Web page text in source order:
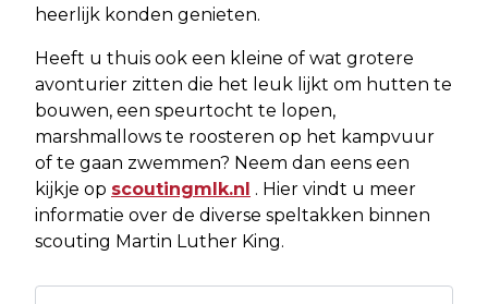
heerlijk konden genieten.
Heeft u thuis ook een kleine of wat grotere
avonturier zitten die het leuk lijkt om hutten te
bouwen, een speurtocht te lopen,
marshmallows te roosteren op het kampvuur
of te gaan zwemmen? Neem dan eens een
kijkje op scoutingmlk.nl . Hier vindt u meer
informatie over de diverse speltakken binnen
scouting Martin Luther King.